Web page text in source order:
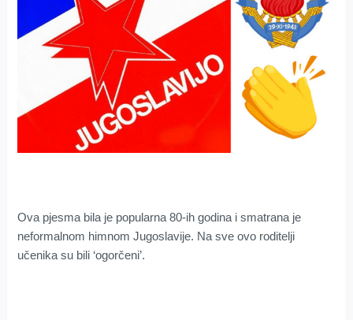
Ova pjesma bila je popularna 80-ih godina i smatrana je
neformalnom himnom Jugoslavije. Na sve ovo roditelji
učenika su bili ‘ogorčeni’.